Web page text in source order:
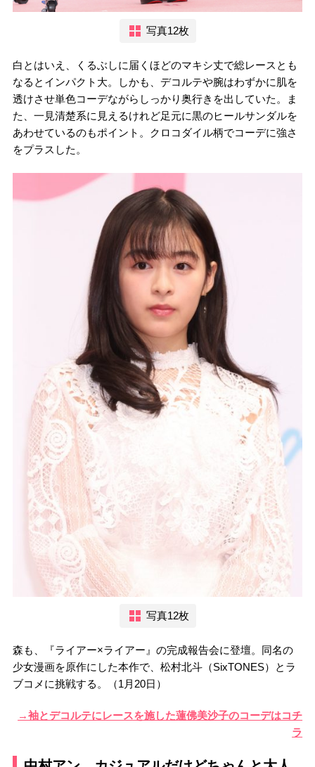
写真12枚
白とはいえ、くるぶしに届くほどのマキシ丈で総レースとも
なるとインパクト大。しかも、デコルテや腕はわずかに肌を
透けさせ単色コーデながらしっかり奥行きを出していた。ま
た、一見清楚系に見えるけれど足元に黒のヒールサンダルを
あわせているのもポイント。クロコダイル柄でコーデに強さ
をプラスした。
写真12枚
森も、『ライアー×ライアー』の完成報告会に登壇。同名の
少女漫画を原作にした本作で、松村北斗（SixTONES）とラ
ブコメに挑戦する。（1月20日）
→袖とデコルテにレースを施した蓮佛美沙子のコーデはコチ
ラ